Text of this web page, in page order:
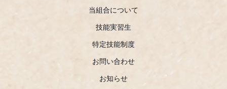
当組合について
技能実習生
特定技能制度
お問い合わせ
お知らせ